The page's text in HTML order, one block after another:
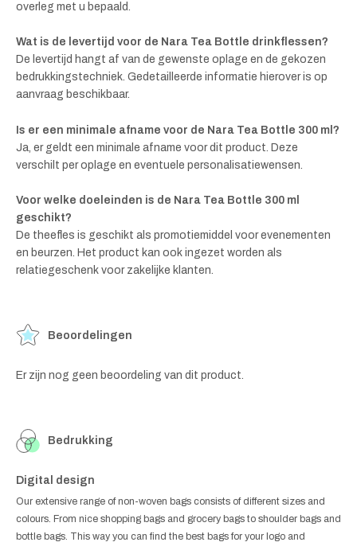
overleg met u bepaald.
Wat is de levertijd voor de Nara Tea Bottle drinkflessen?
De levertijd hangt af van de gewenste oplage en de gekozen
bedrukkingstechniek. Gedetailleerde informatie hierover is op
aanvraag beschikbaar.
Is er een minimale afname voor de Nara Tea Bottle 300 ml?
Ja, er geldt een minimale afname voor dit product. Deze
verschilt per oplage en eventuele personalisatiewensen.
Voor welke doeleinden is de Nara Tea Bottle 300 ml
geschikt?
De theefles is geschikt als promotiemiddel voor evenementen
en beurzen. Het product kan ook ingezet worden als
relatiegeschenk voor zakelijke klanten.
Beoordelingen
Er zijn nog geen beoordeling van dit product.
Bedrukking
Digital design
Our extensive range of non-woven bags consists of different sizes and
colours. From nice shopping bags and grocery bags to shoulder bags and
bottle bags. This way you can find the best bags for your logo and